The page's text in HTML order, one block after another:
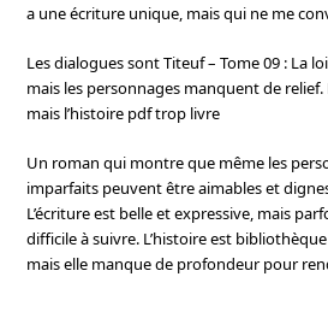
a une écriture unique, mais qui ne me
Les dialogues sont Titeuf – Tome 09 : La
mais les personnages manquent de relief.
mais l’histoire pdf trop livre
Un roman qui montre que même les
imparfaits peuvent être aimables et
L’écriture est belle et expressive, mais
difficile à suivre. L’histoire est
mais elle manque de profondeur pour